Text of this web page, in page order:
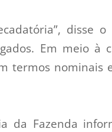
disse
Em meio à
termos
da Fazenda